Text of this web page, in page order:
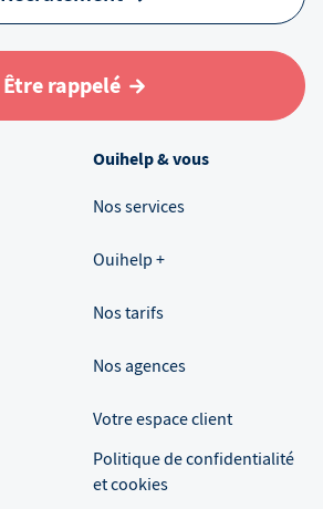
Être rappelé
Ouihelp & vous
Nos services
Ouihelp +
Nos tarifs
Nos agences
Votre espace client
Politique de confidentialité
et cookies